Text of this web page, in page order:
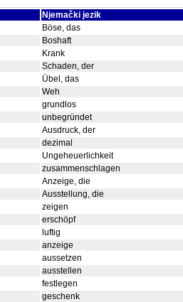
Njemački jezik
Böse, das
Boshaft
Krank
Schaden, der
Übel, das
Weh
grundlos
unbegründet
Ausdruck, der
dezimal
Ungeheuerlichkeit
zusammenschlagen
Anzeige, die
Ausstellung, die
zeigen
erschöpf
luftig
anzeige
aussetzen
ausstellen
festlegen
geschenk